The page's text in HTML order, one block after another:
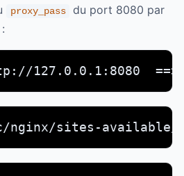
proxy_pass
du port 8080 par
127.0.0.1:8080
nginx/sites-available/